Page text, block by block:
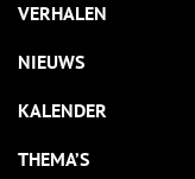
VERHALEN
NIEUWS
KALENDER
THEMA’S